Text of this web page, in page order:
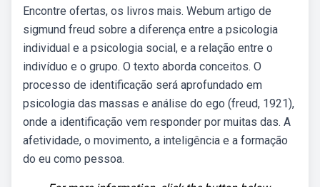
Encontre ofertas, os livros mais. Webum artigo de
sigmund freud sobre a diferença entre a psicologia
individual e a psicologia social, e a relação entre o
indivíduo e o grupo. O texto aborda conceitos. O
processo de identificação será aprofundado em
psicologia das massas e análise do ego (freud, 1921),
onde a identificação vem responder por muitas das. A
afetividade, o movimento, a inteligência e a formação
do eu como pessoa.